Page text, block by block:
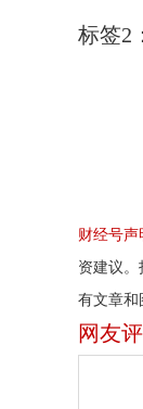
标签2
财经号声
资建议
有文章和
网友